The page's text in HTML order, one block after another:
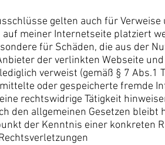
gelten auch für
meiner Internetseite platziert
für Schäden, die aus der
der verlinkten Webseite
verweist (gemäß § 7 Abs.1
oder gespeicherte fremde
rechtswidrige Tätigkeit
den allgemeinen Gesetzen
der Kenntnis einer konkreten